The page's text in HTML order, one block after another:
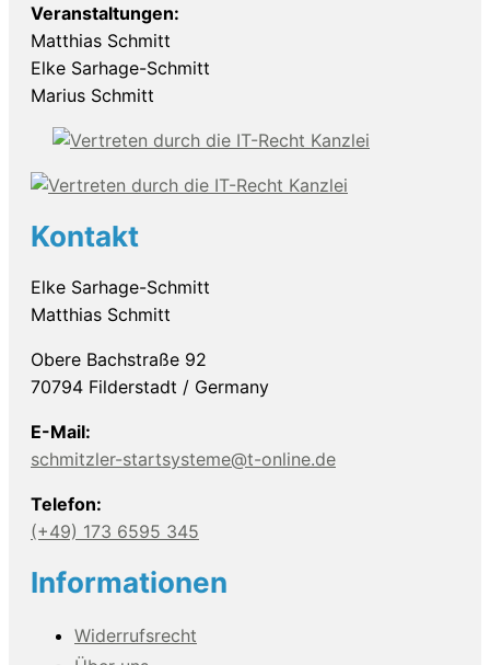
Veranstaltungen:
Matthias Schmitt
Elke Sarhage-Schmitt
Marius Schmitt
Kontakt
Elke Sarhage-Schmitt
Matthias Schmitt
Obere Bachstraße 92
70794 Filderstadt / Germany
E-Mail:
schmitzler-startsysteme@t-online.de
Telefon:
(+49) 173 6595 345
Informationen
Widerrufsrecht